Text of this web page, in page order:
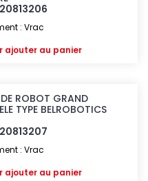
: Vrac
ajouter au panier
ROBOT GRAND
TYPE BELROBOTICS
: Vrac
ajouter au panier